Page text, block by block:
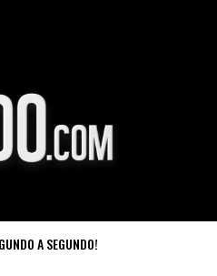
A SEGUNDO!